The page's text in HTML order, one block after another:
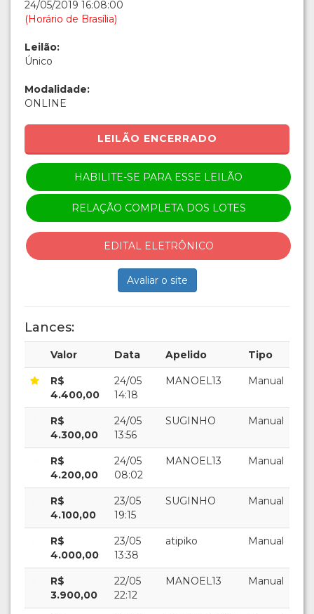
24/05/2019 16:08:00
(Horário de Brasília)
Leilão:
Único
Modalidade:
ONLINE
LEILÃO ENCERRADO
HABILITE-SE PARA ESSE LEILÃO
RELAÇÃO COMPLETA DOS LOTES
EDITAL ELETRÔNICO
Avaliar o site
Lances:
Valor Data Apelido Tipo
R$
4.400,00
24/05
14:18
MANOEL13 Manual
R$
4.300,00
24/05
13:56
SUGINHO Manual
R$
4.200,00
24/05
08:02
MANOEL13 Manual
R$
4.100,00
23/05
19:15
SUGINHO Manual
R$
4.000,00
23/05
13:38
atipiko Manual
R$
3.900,00
22/05
22:12
MANOEL13 Manual